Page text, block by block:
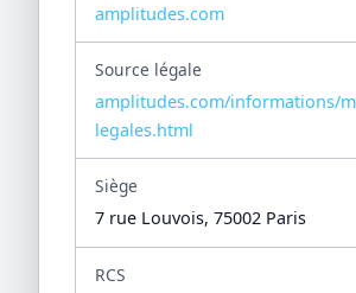
amplitudes.com
Source légale
amplitudes.com/informations/
legales.html
Siège
7 rue Louvois, 75002 Paris
RCS